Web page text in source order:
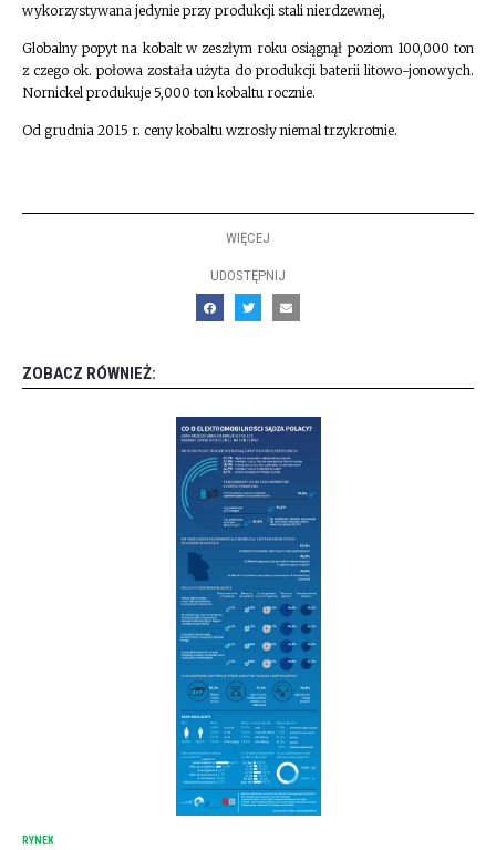
wykorzystywana jedynie przy produkcji stali nierdzewnej,
Globalny popyt na kobalt w zeszłym roku osiągnął poziom 100,000 ton
z czego ok. połowa została użyta do produkcji baterii litowo-jonowych.
Nornickel produkuje 5,000 ton kobaltu rocznie.
Od grudnia 2015 r. ceny kobaltu wzrosły niemal trzykrotnie.
WIĘCEJ
UDOSTĘPNIJ
ZOBACZ RÓWNIEŻ:
RYNEK